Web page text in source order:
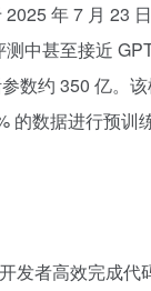
年 7 月 23
中甚至接近
数约 350 亿。
的数据进行预
发者高效完成